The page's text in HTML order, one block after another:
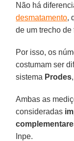
Não há
desmatamento,
de um trecho
Por isso, os
costumam ser
sistema Prodes
Ambas as
consideradas
Inpe.